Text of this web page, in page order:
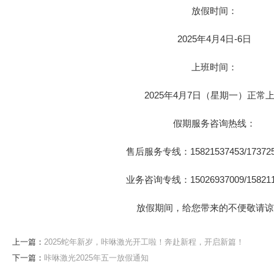
放假时间：
2025年4月4日-6日
上班时间：
2025年4月7日（星期一）正常
假期服务咨询热线：
售后服务专线：15821537453/
业务咨询专线：15026937009/
放假期间，给您带来的不便敬请
上一篇： 2025蛇年新岁，咔咻激光开工啦！奔赴新程，开启新篇！
下一篇： 咔咻激光2025年五一放假通知